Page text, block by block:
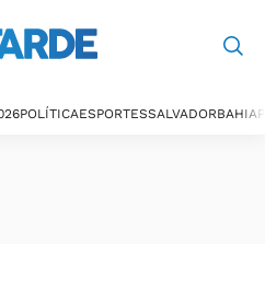
POLÍTICAESPORTESSALVADORBAHIA